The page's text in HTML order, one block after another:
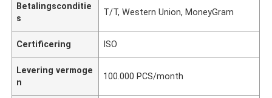
Betalingsconditie
s
T/T, Western Union, MoneyGram
Certificering ISO
Levering vermoge
n
100.000 PCS/month